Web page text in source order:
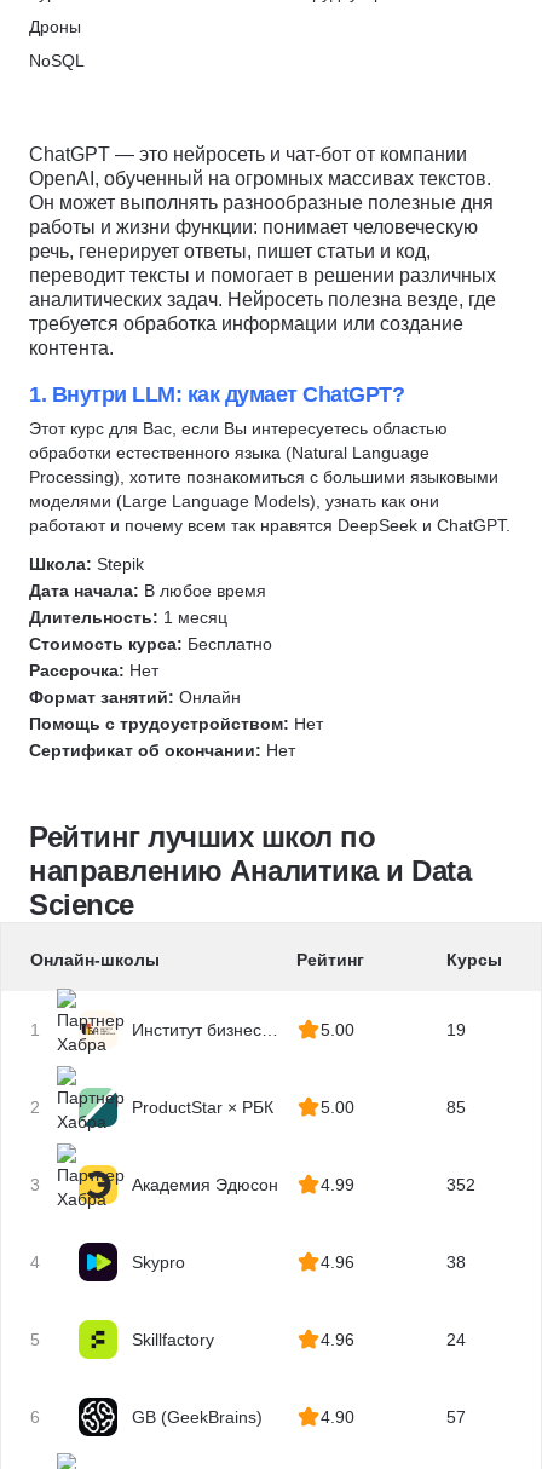
Скидка 6%
НЦРДО
1С аналитик
Big Data
Компьютерное зрение
Математика для Data Science
Tableau
BABOK
Аналитика для руководителей
Аналитика для предпринимателей
Нейронные сети
NLP
Бизнес-моделирование
Сквозная аналитика
Seaborn
MatPlotLib
Базы данных
Разработка требований
Математическая статистика
Финансовая аналитика
Аналитик SOC
DataOPS
Архитектура данных
HuggingFace
Обработка естественного языка
LangGraph
Power BI
Yandex DataLens
Базы данных
Системная аналитика
Docker
Apache Airflow
Искусственный интеллект
Проектирование информационных систем
Анализ требований
Сбор требований
Дроны
NoSQL
Apache Hadoop
PostgreSQL
Docker
Apache Kafka
Apache Airflow
Apache Spark
Data Engineering
DWH
Yandex DataLens
Yandex.Cloud
Инженерия данных
ChatGPT — это нейросеть и чат-бот от компании
OpenAI, обученный на огромных массивах текстов.
Он может выполнять разнообразные полезные дня
работы и жизни функции: понимает человеческую
речь, генерирует ответы, пишет статьи и код,
переводит тексты и помогает в решении различных
аналитических задач. Нейросеть полезна везде, где
требуется обработка информации или создание
контента.
1. Внутри LLM: как думает ChatGPT?
Этот курс для Вас, если Вы интересуетесь областью
обработки естественного языка (Natural Language
Processing), хотите познакомиться с большими языковыми
моделями (Large Language Models), узнать как они
работают и почему всем так нравятся DeepSeek и ChatGPT.
Школа: Stepik
Дата начала: В любое время
Длительность: 1 месяц
Стоимость курса: Бесплатно
Рассрочка: Нет
Формат занятий: Онлайн
Помощь с трудоустройством: Нет
Сертификат об окончании: Нет
Рейтинг лучших школ по
направлению Аналитика и Data
Science
Онлайн-школы Рейтинг Курсы
1
Институт бизнес-
5.00 19
2 ProductStar × РБК 5.00 85
3 Академия Эдюсон 4.99 352
4 Skypro 4.96 38
5 Skillfactory 4.96 24
6 GB (GeekBrains) 4.90 57